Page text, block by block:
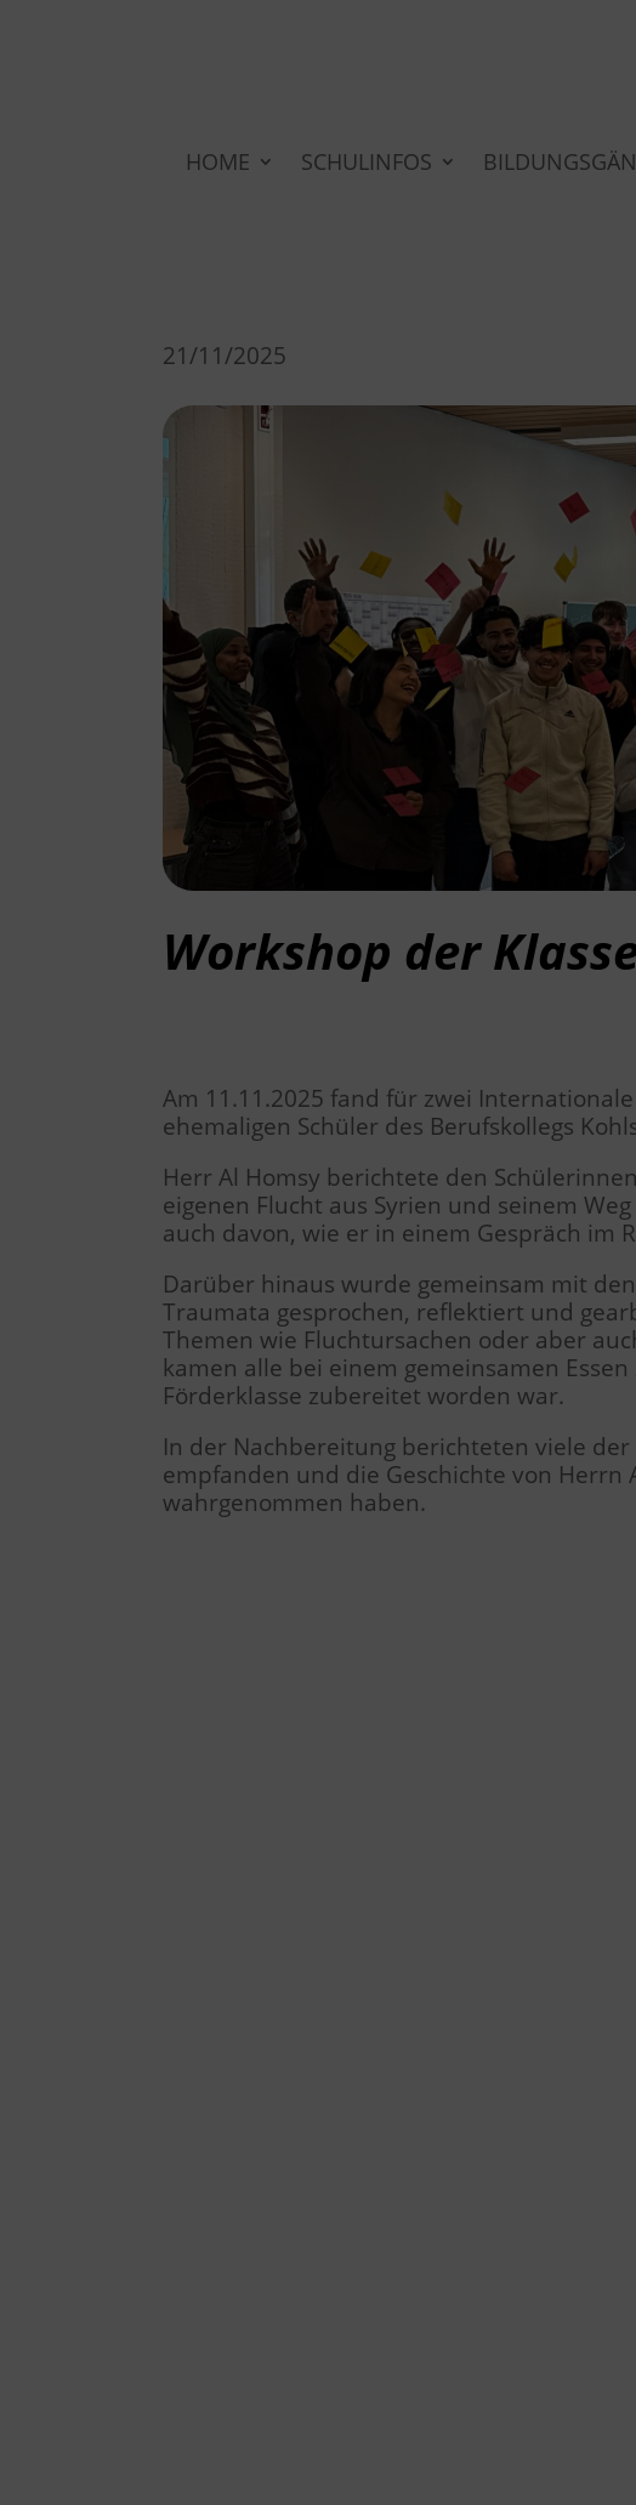
HOME SCHULINFOS
21/11/2025
Workshop der
Am 11.11.2025 fand für zwei
ehemaligen Schüler des Berufskollegs
Herr Al Homsy berichtete den
eigenen Flucht aus Syrien und seinem
auch davon, wie er in einem Gespräch im
Darüber hinaus wurde gemeinsam mit
Traumata gesprochen, reflektiert und
Themen wie Fluchtursachen oder aber
kamen alle bei einem gemeinsamen
Förderklasse zubereitet worden war.
In der Nachbereitung berichteten viele
empfanden und die Geschichte von
wahrgenommen haben.